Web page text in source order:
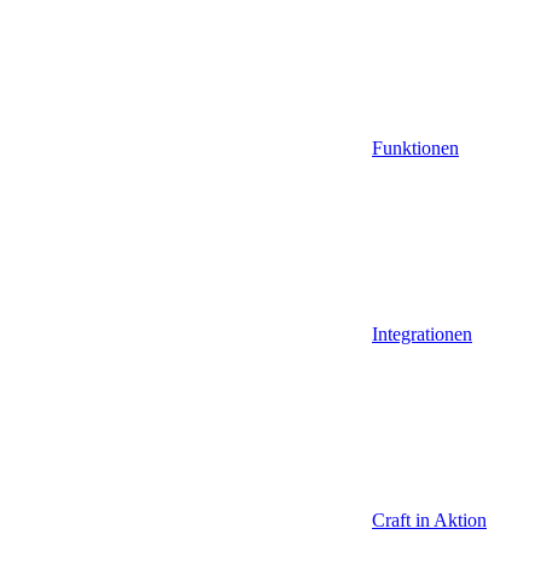
Funktionen
Integrationen
Craft in Aktion